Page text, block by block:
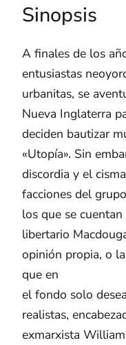
Sinopsis
A finales de los
entusiastas
urbanitas, se
Nueva Inglaterra
deciden bautizar
«Utopía». Sin
discordia y el
facciones del
los que se
libertario
opinión propia, o
que en
el fondo solo
realistas,
exmarxista